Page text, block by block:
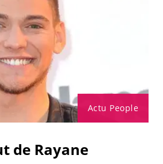
Actu People
de Rayane